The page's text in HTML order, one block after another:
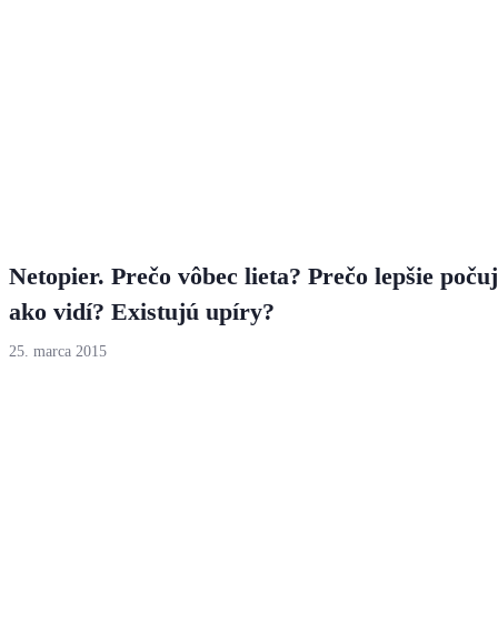
Netopier. Prečo vôbec lieta? Prečo lepšie
ako vidí? Existujú upíry?
25. marca 2015